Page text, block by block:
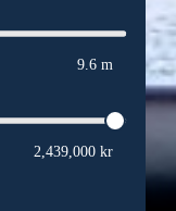
9.6 m
2,439,000 kr